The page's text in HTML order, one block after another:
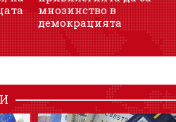
мнозинство в
демокрацията